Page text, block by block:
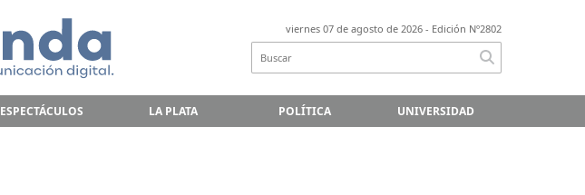
viernes 07 de agosto de 2026 - Edición Nº2802
ESPECTÁCULOS LA PLATA POLÍTICA UNIVERSIDAD